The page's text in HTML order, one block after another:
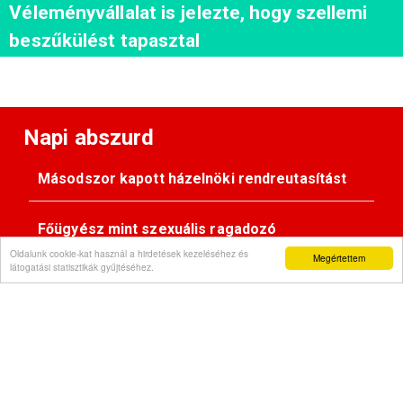
Megértettem
Oldalunk cookie-kat használ a hirdetések kezeléséhez és
látogatási statisztikák gyűjtéséhez.
Véleményvállalat is jelezte, hogy szellemi
beszűkülést tapasztal
Napi abszurd
Másodszor kapott házelnöki rendreutasítást
Főügyész mint szexuális ragadozó
Pimasz önkényúr